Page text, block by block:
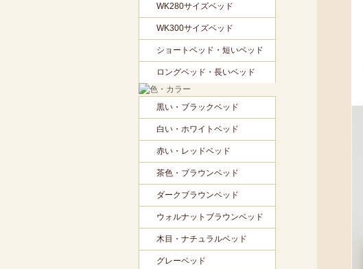
WK280サイズベッド
WK300サイズベッド
ショートベッド・短いベッド
ロングベッド・長いベッド
黒い・ブラックベッド
白い・ホワイトベッド
赤い・レッドベッド
茶色・ブラウンベッド
ダークブラウンベッド
ウォルナットブラウンベッド
木目・ナチュラルベッド
グレーベッド